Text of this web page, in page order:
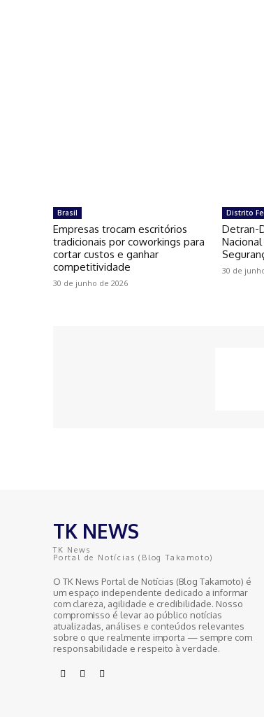
Brasil
Empresas trocam escritórios
tradicionais por coworkings para
cortar custos e ganhar
competitividade
30 de junho de 2026
Distrito
Detran-
30 de
TK NEWS
TK News
Portal de Notícias (Blog Takamoto)
O TK News Portal de Notícias (Blog Takamoto) é
um espaço independente dedicado a informar
com clareza, agilidade e credibilidade. Nosso
compromisso é levar ao público notícias
atualizadas, análises e conteúdos relevantes
sobre o que realmente importa — sempre com
responsabilidade e respeito à verdade.